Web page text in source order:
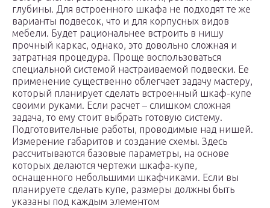
глубины. Для встроенного шкафа не подходят те же
варианты подвесок, что и для корпусных видов
мебели. Будет рациональнее встроить в нишу
прочный каркас, однако, это довольно сложная и
затратная процедура. Проще воспользоваться
специальной системой настраиваемой подвески. Ее
применение существенно облегчает задачу мастеру,
который планирует сделать встроенный шкаф-купе
своими руками. Если расчет – слишком сложная
задача, то ему стоит выбрать готовую систему.
Подготовительные работы, проводимые над нишей.
Измерение габаритов и создание схемы. Здесь
рассчитываются базовые параметры, на основе
которых делаются чертежи шкафа-купе,
оснащенного небольшими шкафчиками. Если вы
планируете сделать купе, размеры должны быть
указаны под каждым элементом